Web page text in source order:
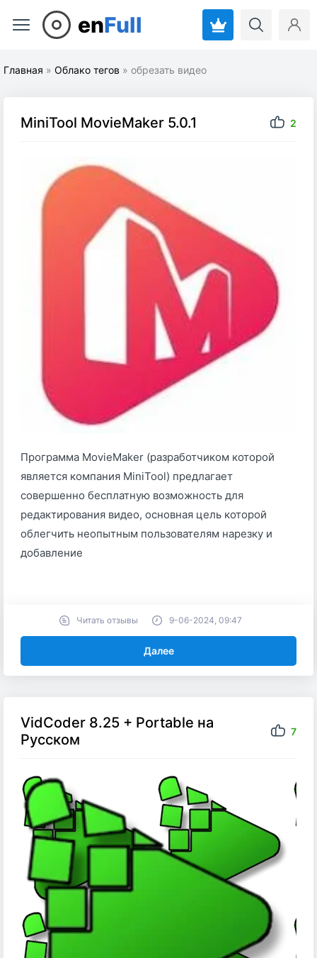
enFull
Главная » Облако тегов » обрезать видео
MiniTool MovieMaker 5.0.1 2
Программа MovieMaker (разработчиком которой
является компания MiniTool) предлагает
совершенно бесплатную возможность для
редактирования видео, основная цель которой
облегчить неопытным пользователям нарезку и
добавление
Далее
Читать отзывы 9-06-2024, 09:47
VidCoder 8.25 + Portable на
Русском
7